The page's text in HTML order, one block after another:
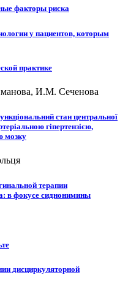
факторы риска
у пациентов, которым
практике
И.М. Сеченова
стан центральної
гіпертензією,
мозку
терапии
в фокусе сиднонимины
дисциркуляторной